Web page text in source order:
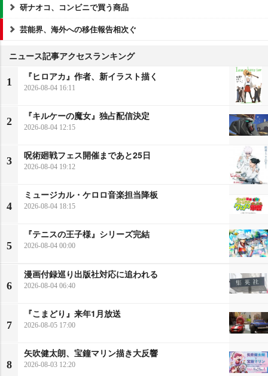
研ナオコ、コンビニで買う商品
芸能界、海外への移住報告相次ぐ
ニュース記事アクセスランキング
1
『ヒロアカ』作者、新イラスト描く
2026-08-04 16:11
2
『キルケーの魔女』独占配信決定
2026-08-04 12:15
3
呪術廻戦フェス開催まであと25日
2026-08-04 19:12
4
ミュージカル・ケロロ音楽担当降板
2026-08-04 18:15
5
『テニスの王子様』シリーズ完結
2026-08-04 00:00
6
漫画付録巡り出版社対応に追われる
2026-08-04 06:40
7
『こまどり』来年1月放送
2026-08-05 17:00
8
矢吹健太朗、宝鐘マリン描き大反響
2026-08-03 12:20